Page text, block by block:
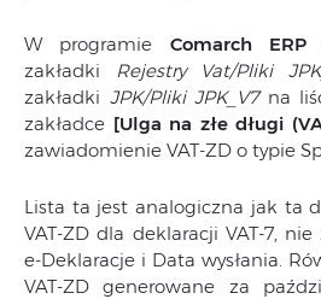
W programie Comarch
zakładki Rejestry Vat/Pliki
zakładki JPK/Pliki JPK_V7na
zakładce [Ulga na złe długi
zawiadomienie VAT-ZD o typie
Lista ta jest analogiczna jak ta
VAT-ZD dla deklaracji VAT-7,
e-Deklaracje i Data wysłania.
VAT-ZD generowane za